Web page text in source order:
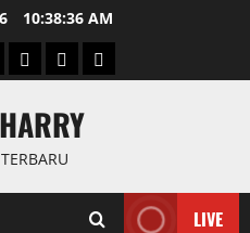
10:38:37 AM
Keriminal
OlahragaInternasional
LIVE